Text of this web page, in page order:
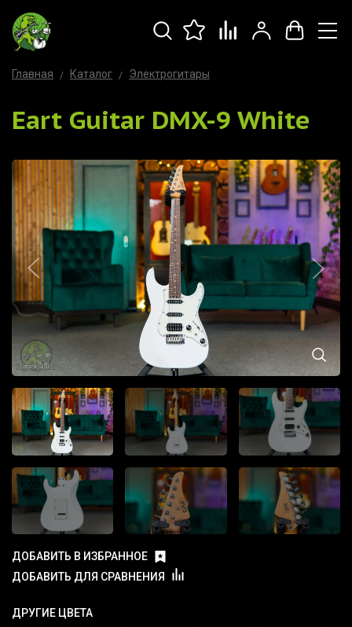
Главная Каталог Электрогитары
Eart Guitar DMX-9 White
ДОБАВИТЬ В ИЗБРАННОЕ
ДОБАВИТЬ ДЛЯ СРАВНЕНИЯ
ДРУГИЕ ЦВЕТА